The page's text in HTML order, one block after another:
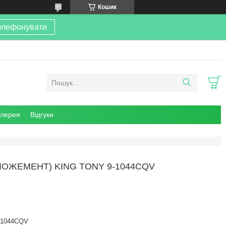
Кошик
Відгуки
KING TONY 9-1044CQV